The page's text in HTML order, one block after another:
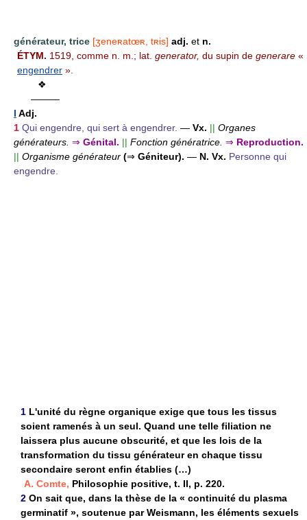
générateur, trice [ʒeneʀatœʀ, tʀis] adj. et n.
ÉTYM. 1519, comme n. m.; lat. generator, du supin de generare «
engendrer ».
❖
———
I Adj.
1 Qui engendre, qui sert à engendrer. — Vx. || Organes
générateurs. ⇒ Génital. || Fonction génératrice. ⇒ Reproduction.
|| Organisme générateur (⇒ Géniteur). — N. Vx. Personne qui
engendre.
1 L'unité du règne organique exige que tous les tissus
soient ramenés à un seul. Quand une telle filiation ne
laissera plus aucune obscurité, et que les lois de la
transformation du tissu générateur en chaque tissu
secondaire seront enfin établies (…)
A. Comte, Philosophie positive, t. II, p. 220.
2 On sait que, dans la thèse de la « continuité du plasma
germinatif », soutenue par Weismann, les éléments sexuels